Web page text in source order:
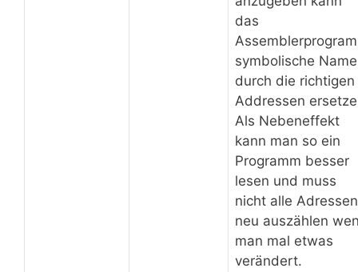
das
symbolische
durch die richtigen
Addressen
Als Nebeneffekt
kann man so ein
Programm besser
lesen und muss
nicht alle Adressen
neu auszählen
man mal etwas
verändert.